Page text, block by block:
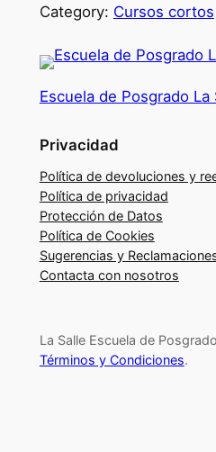
m
m
j
r
a
r
t
u
n
e
l
Category: Cursos cortos
Escuela de Posgrado La
Privacidad
Política de devoluciones y
Política de privacidad
Protección de Datos
Política de Cookies
Sugerencias y
Contacta con nosotros
La Salle Escuela de
Términos y Condiciones.